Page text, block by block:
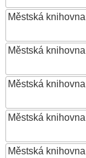
Městská
Městská
Městská
Městská
Městská